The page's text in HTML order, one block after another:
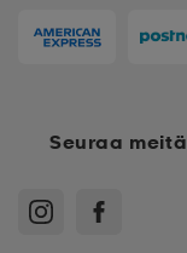
Seuraa meitä